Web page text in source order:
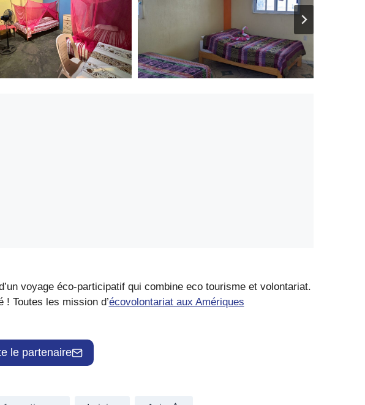
voyage éco-participatif qui combine eco tourisme et volontariat.
Toutes les mission d’écovolontariat aux Amériques
le partenaire